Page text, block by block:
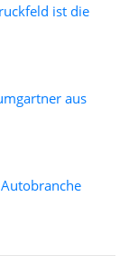
ist die
aus